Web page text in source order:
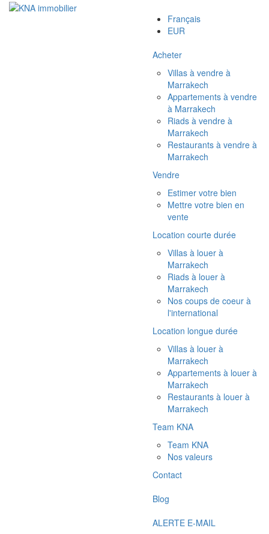
Français
EUR
Acheter
Villas à vendre à
Marrakech
Appartements à vendre
à Marrakech
Riads à vendre à
Marrakech
Restaurants à vendre à
Marrakech
Vendre
Estimer votre bien
Mettre votre bien en
vente
Location courte durée
Villas à louer à
Marrakech
Riads à louer à
Marrakech
Nos coups de coeur à
l'international
Location longue durée
Villas à louer à
Marrakech
Appartements à louer à
Marrakech
Restaurants à louer à
Marrakech
Team KNA
Team KNA
Nos valeurs
Contact
Blog
ALERTE E-MAIL